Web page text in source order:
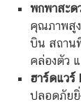
พกพาสะด
คุณภาพสู
บิน สถาน
คล่องตัว
ฮาร์ดแวร์
ปลอดภัยยิ่